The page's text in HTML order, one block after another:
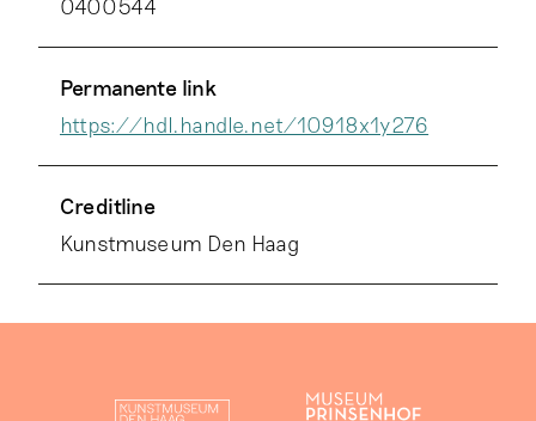
0400544
Permanente link
https://hdl.handle.net/10918x1y276
Creditline
Kunstmuseum Den Haag